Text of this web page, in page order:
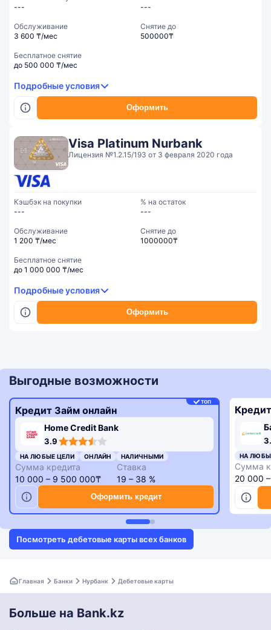
Оформить
---
---
Обслуживание
3 600 ₸/мес
Cнятие до
500000₸
Бесплатное снятие
до 500 000 ₸/мес
Подробные условия
Visa Platinum Nurbank
Лицензия №1.2.15/193 от 3 февраля 2020 года
Оформить
Кэшбэк на покупки
---
% на остаток
---
Обслуживание
1 200 ₸/мес
Cнятие до
1000000₸
Бесплатное снятие
до 1 000 000 ₸/мес
Подробные условия
Выгодные возможности
ТОП
Кредит Займ онлайн
Home Credit Bank
3.9
rating
НА ЛЮБЫЕ ЦЕЛИ ОНЛАЙН НАЛИЧНЫМИ
Сумма кредита
10 000 – 9 500 000₸
Ставка
19 – 38 %
Оформить кредит
НА
Сумма
20 000
Посмотреть дебетовые карты всех банков
Главная Банки Нурбанк Дебетовые карты
Больше на Bank.kz